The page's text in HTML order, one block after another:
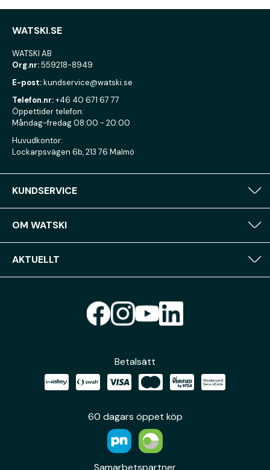
WATSKI.SE
WATSKI AB
Org.nr:559218-8949
E-post:kundservice@watski.se
Telefon.nr:+46 40 671 67 77
Öppettider telefon:
Måndag-fredag 08:00 - 20:00
Huvudkontor:
Lockarpsvägen 6b, 213 76 Malmö
KUNDSERVICE
OM WATSKI
AKTUELLT
Betalsätt
60 dagars öppet köp
Samarbetspartner